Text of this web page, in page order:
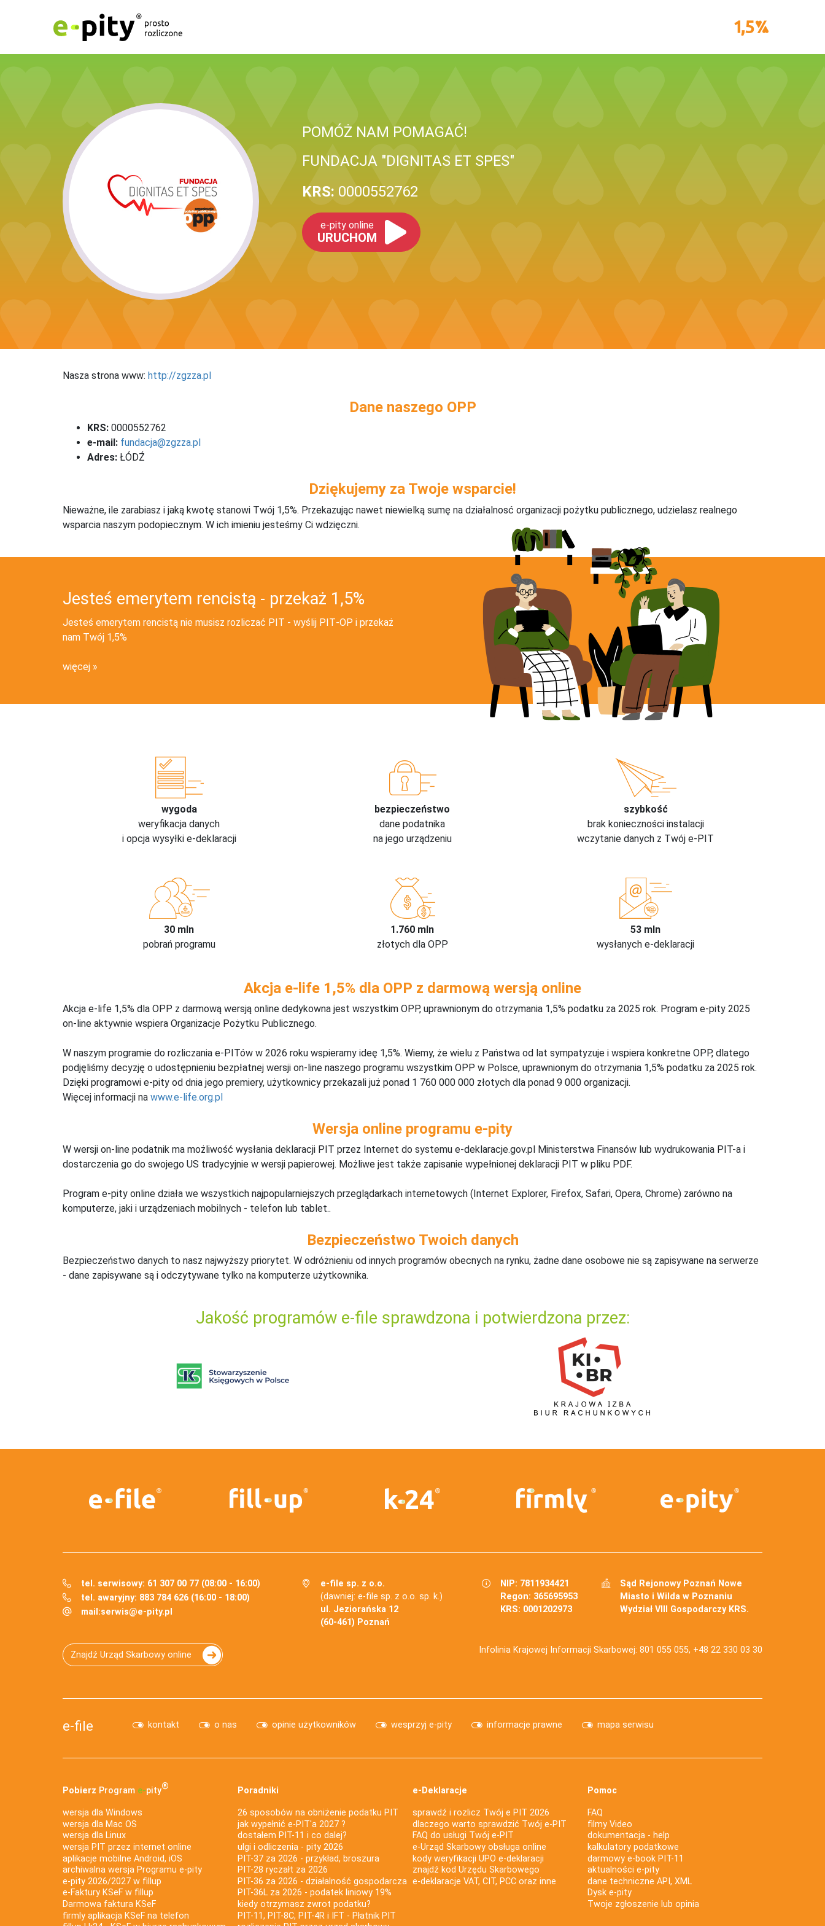
POMÓŻ NAM POMAGAĆ!
FUNDACJA "DIGNITAS ET SPES"
KRS: 0000552762
e-pity online
URUCHOM
Nasza strona www: http://zgzza.pl
Dane naszego OPP
KRS: 0000552762
e-mail: fundacja@zgzza.pl
Adres: ŁÓDŹ
Dziękujemy za Twoje wsparcie!
Nieważne, ile zarabiasz i jaką kwotę stanowi Twój 1,5%. Przekazując nawet niewielką sumę na działalnosć organizacji pożytku publicznego, udzielasz realnego
wsparcia naszym podopiecznym. W ich imieniu jesteśmy Ci wdzięczni.
Jesteś emerytem rencistą - przekaż 1,5%
Jesteś emerytem rencistą nie musisz rozliczać PIT - wyślij PIT‑OP i przekaż
nam Twój 1,5%
więcej
wygoda
weryfikacja danych
i opcja wysyłki e-deklaracji
bezpieczeństwo
dane podatnika
na jego urządzeniu
szybkość
brak konieczności instalacji
wczytanie danych z Twój e-PIT
30 mln
pobrań programu
1.760 mln
złotych dla OPP
53 mln
wysłanych e-deklaracji
Akcja e-life 1,5% dla OPP z darmową wersją online
Akcja e-life 1,5% dla OPP z darmową wersją online dedykowna jest wszystkim OPP, uprawnionym do otrzymania 1,5% podatku za 2025 rok. Program e-pity 2025
on-line aktywnie wspiera Organizacje Pożytku Publicznego.
W naszym programie do rozliczania e-PITów w 2026 roku wspieramy ideę 1,5%. Wiemy, że wielu z Państwa od lat sympatyzuje i wspiera konkretne OPP, dlatego
podjęliśmy decyzję o udostępnieniu bezpłatnej wersji on-line naszego programu wszystkim OPP w Polsce, uprawnionym do otrzymania 1,5% podatku za 2025 rok.
Dzięki programowi e-pity od dnia jego premiery, użytkownicy przekazali już ponad 1 760 000 000 złotych dla ponad 9 000 organizacji.
Więcej informacji na www.e-life.org.pl
Wersja online programu e-pity
W wersji on-line podatnik ma możliwość wysłania deklaracji PIT przez Internet do systemu e-deklaracje.gov.pl Ministerstwa Finansów lub wydrukowania PIT-a i
dostarczenia go do swojego US tradycyjnie w wersji papierowej. Możliwe jest także zapisanie wypełnionej deklaracji PIT w pliku PDF.
Program e-pity online działa we wszystkich najpopularniejszych przeglądarkach internetowych (Internet Explorer, Firefox, Safari, Opera, Chrome) zarówno na
komputerze, jaki i urządzeniach mobilnych - telefon lub tablet..
Bezpieczeństwo Twoich danych
Bezpieczeństwo danych to nasz najwyższy priorytet. W odróżnieniu od innych programów obecnych na rynku, żadne dane osobowe nie są zapisywane na serwerze
- dane zapisywane są i odczytywane tylko na komputerze użytkownika.
Jakość programów e-file sprawdzona i potwierdzona przez:
tel. serwisowy: 61 307 00 77 (08:00 - 16:00)
tel. awaryjny: 883 784 626 (16:00 - 18:00)
mail:serwis@e-pity.pl
e-file sp. z o.o.
(dawniej: e-file sp. z o.o. sp. k.)
ul. Jeziorańska 12
(60-461) Poznań
NIP: 7811934421
Regon: 365695953
KRS: 0001202973
Sąd Rejonowy Poznań Nowe
Miasto i Wilda w Poznaniu
Wydział VIII Gospodarczy KRS.
Znajdź Urząd Skarbowy online Infolinia Krajowej Informacji Skarbowej: 801 055 055, +48 22 330 03 30
e-file kontakt o nas opinie użytkowników wesprzyj e-pity informacje prawne mapa serwisu
Pobierz Program e‑pity®
wersja dla Windows
wersja dla Mac OS
wersja dla Linux
wersja PIT przez internet online
aplikacje mobilne Android, iOS
archiwalna wersja Programu e-pity
e-pity 2026/2027 w fillup
e‑Faktury KSeF w fillup
Darmowa faktura KSeF
firmly aplikacja KSeF na telefon
Poradniki
26 sposobów na obniżenie podatku PIT
jak wypełnić e-PIT'a 2027 ?
dostałem PIT-11 i co dalej?
ulgi i odliczenia - pity 2026
PIT-37 za 2026 - przykład, broszura
PIT-28 ryczałt za 2026
PIT-36 za 2026 - działalność gospodarcza
PIT-36L za 2026 - podatek liniowy 19%
kiedy otrzymasz zwrot podatku?
PIT-11, PIT-8C, PIT-4R i IFT - Płatnik PIT
e-Deklaracje
sprawdź i rozlicz Twój e PIT 2026
dlaczego warto sprawdzić Twój e-PIT
FAQ do usługi Twój e-PIT
e-Urząd Skarbowy obsługa online
kody weryfikacji UPO e-deklaracji
znajdź kod Urzędu Skarbowego
e-deklaracje VAT, CIT, PCC oraz inne
Pomoc
FAQ
filmy Video
dokumentacja - help
kalkulatory podatkowe
darmowy e-book PIT-11
aktualności e-pity
dane techniczne API, XML
Dysk e-pity
Twoje zgłoszenie lub opinia